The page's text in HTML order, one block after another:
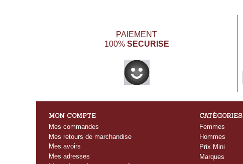
PAIEMENT
100% SECURISE
MON COMPTE
Mes commandes
Mes retours de marchandise
Mes avoirs
Mes adresses
CATÉGORIES
Femmes
Hommes
Prix Mini
Marques